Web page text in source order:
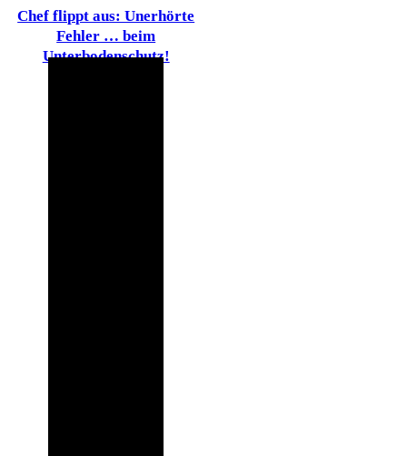
Chef flippt aus: Unerhörte
Fehler … beim
Unterbodenschutz!